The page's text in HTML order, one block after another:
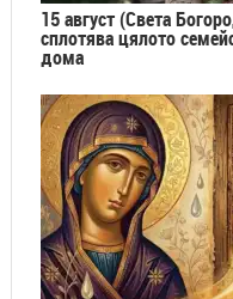
15 август (Света
сплотява цялото
дома